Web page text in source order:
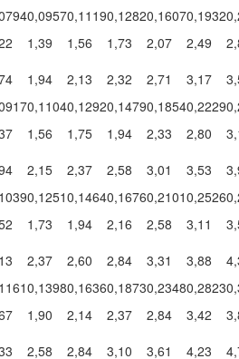
0,09570,11190,12820,16070,1932
1,39 1,56 1,73 2,07 2,49
1,94 2,13 2,32 2,71 3,17
0,11040,12920,14790,18540,2229
1,56 1,75 1,94 2,33 2,80
2,15 2,37 2,58 3,01 3,53
0,12510,14640,16760,21010,2526
1,73 1,94 2,16 2,58 3,11
2,37 2,60 2,84 3,31 3,88
0,13980,16360,18730,23480,2823
1,90 2,14 2,37 2,84 3,42
2,58 2,84 3,10 3,61 4,23